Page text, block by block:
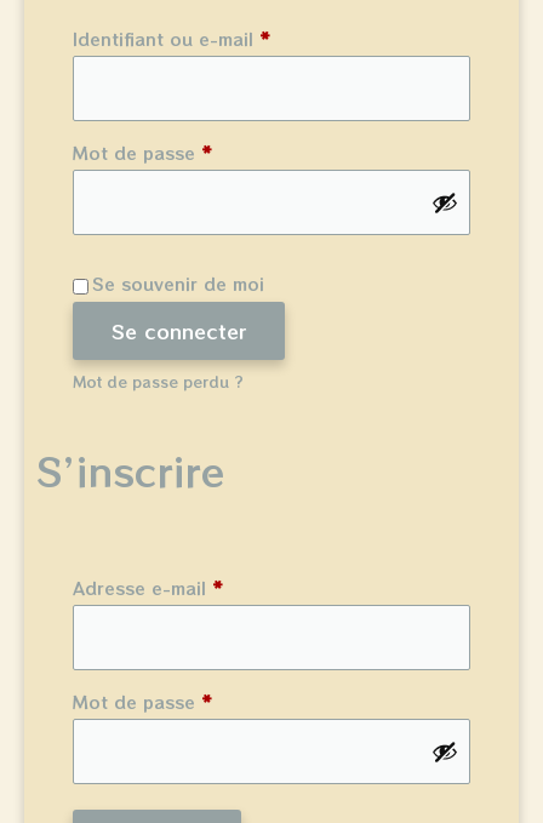
Identifiant ou e-mail *
Mot de passe *
Se souvenir de moi
Se connecter
Mot de passe perdu ?
S’inscrire
Adresse e-mail *
Mot de passe *